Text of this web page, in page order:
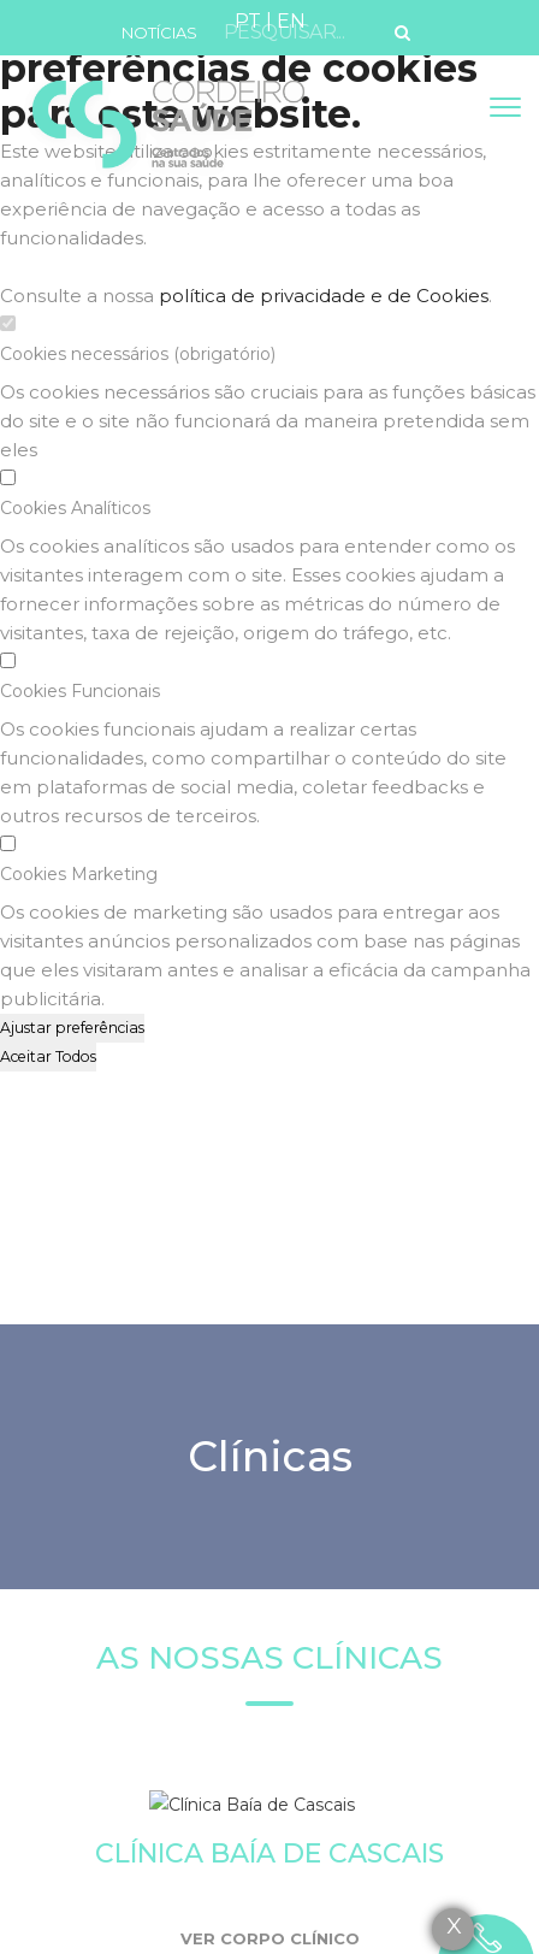
Defina as suas
preferências de cookies
para este website.
Este website utiliza cookies estritamente necessários,
analíticos e funcionais, para lhe oferecer uma boa
experiência de navegação e acesso a todas as
funcionalidades.
Consulte a nossa política de privacidade e de Cookies.
Cookies necessários (obrigatório)
Os cookies necessários são cruciais para as funções básicas
do site e o site não funcionará da maneira pretendida sem
eles
Cookies Analíticos
Os cookies analíticos são usados para entender como os
visitantes interagem com o site. Esses cookies ajudam a
fornecer informações sobre as métricas do número de
visitantes, taxa de rejeição, origem do tráfego, etc.
Cookies Funcionais
Os cookies funcionais ajudam a realizar certas
funcionalidades, como compartilhar o conteúdo do site
em plataformas de social media, coletar feedbacks e
outros recursos de terceiros.
Cookies Marketing
Os cookies de marketing são usados para entregar aos
visitantes anúncios personalizados com base nas páginas
que eles visitaram antes e analisar a eficácia da campanha
publicitária.
Ajustar preferências
Aceitar Todos
PT| EN
NOTÍCIAS
X
Clínicas
AS NOSSAS CLÍNICAS
CLÍNICA BAÍA DE CASCAIS
VER CORPO CLÍNICO